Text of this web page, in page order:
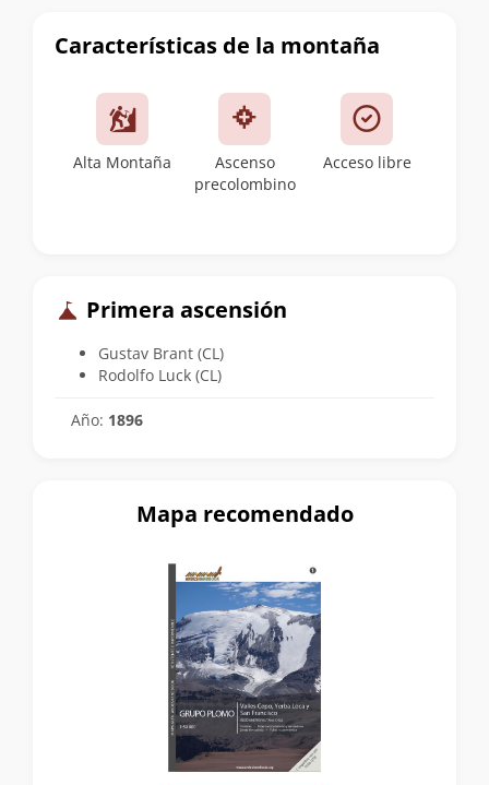
Características de la montaña
Alta Montaña
Ascenso
precolombino
Acceso libre
Primera ascensión
Gustav Brant (CL)
Rodolfo Luck (CL)
Año: 1896
Mapa recomendado